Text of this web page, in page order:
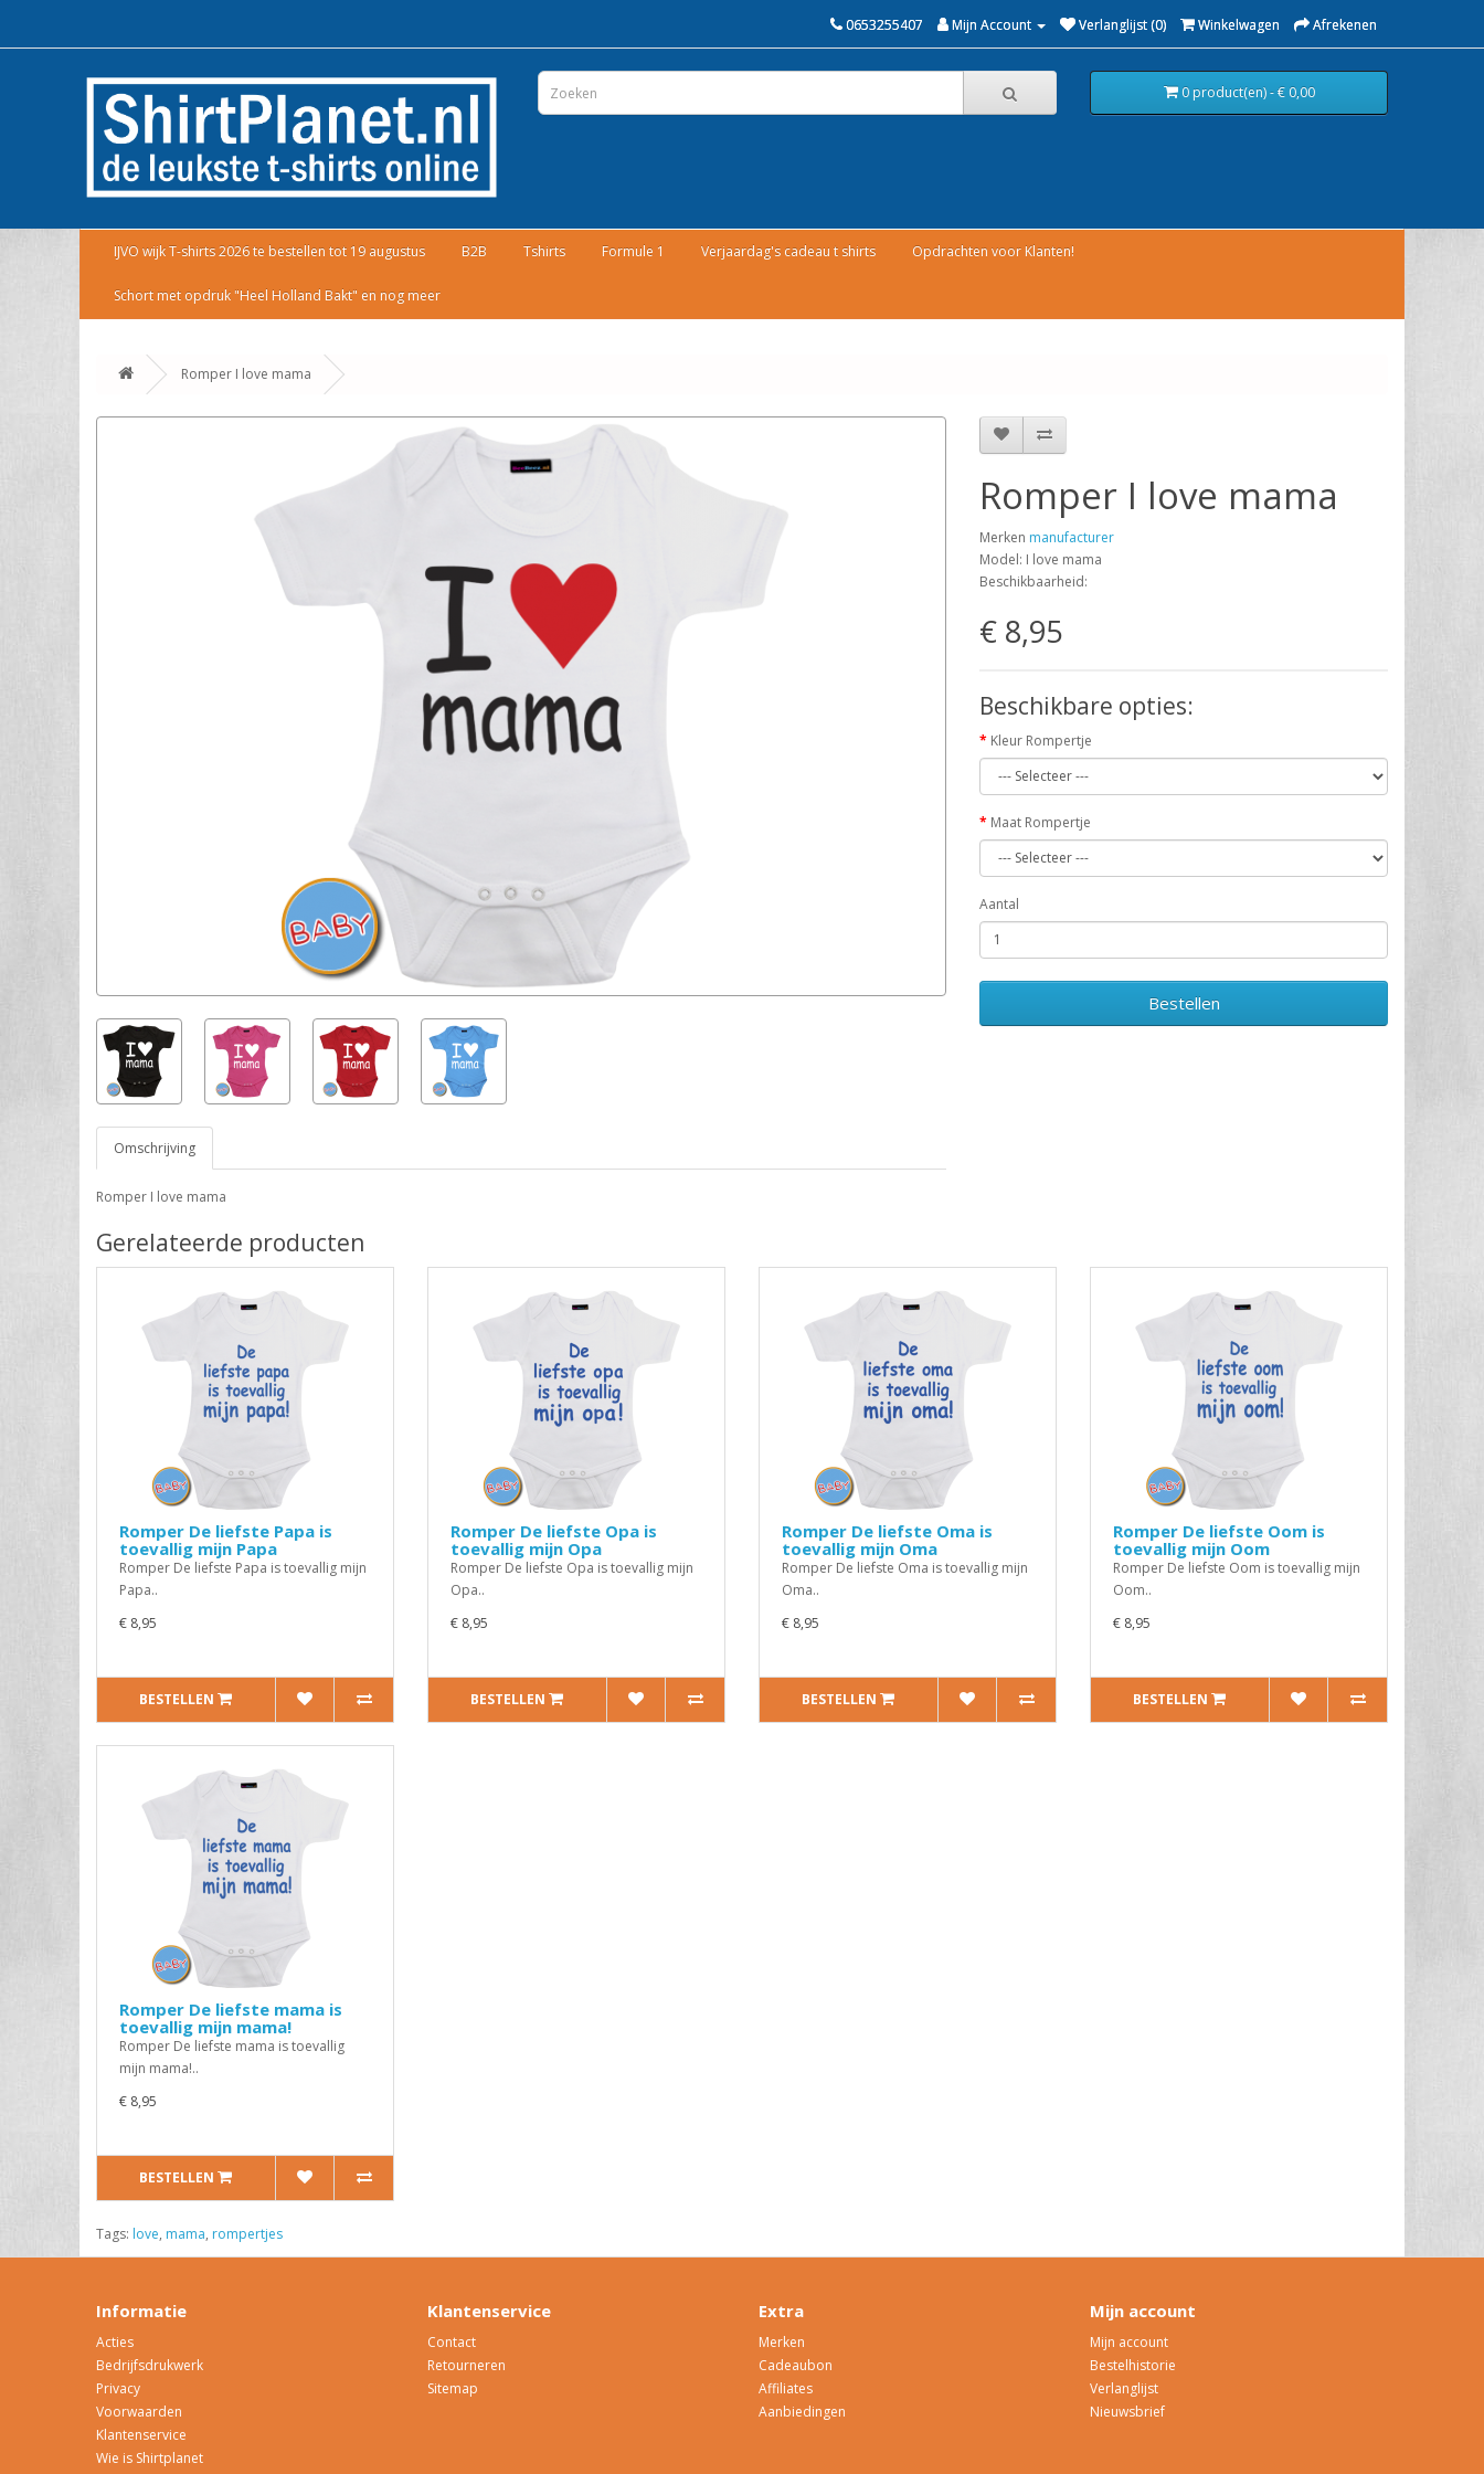
0653255407 Mijn Account Verlanglijst (0) Winkelwagen Afrekenen
0 product(en) - € 0,00
IJVO wijk T-shirts 2026 te bestellen tot 19 augustus B2B Tshirts Formule 1 Verjaardag's cadeau t shirts Opdrachten voor Klanten!
Schort met opdruk "Heel Holland Bakt" en nog meer
Romper I love mama
Omschrijving
Romper I love mama
Romper I love mama
Merken manufacturer
Model: I love mama
Beschikbaarheid:
€ 8,95
Beschikbare opties:
Kleur Rompertje
Maat Rompertje
Aantal
Bestellen
Gerelateerde producten
Romper De liefste Papa is
toevallig mijn Papa
Romper De liefste Papa is toevallig mijn
Papa..
€ 8,95
BESTELLEN
Romper De liefste Opa is
toevallig mijn Opa
Romper De liefste Opa is toevallig mijn
Opa..
€ 8,95
BESTELLEN
Romper De liefste Oma is
toevallig mijn Oma
Romper De liefste Oma is toevallig mijn
Oma..
€ 8,95
BESTELLEN
Romper De liefste Oom is
toevallig mijn Oom
Romper De liefste Oom is toevallig mijn
Oom..
€ 8,95
BESTELLEN
Romper De liefste mama is
toevallig mijn mama!
Romper De liefste mama is toevallig
mijn mama!..
€ 8,95
BESTELLEN
Tags: love, mama, rompertjes
Informatie
Acties
Bedrijfsdrukwerk
Privacy
Voorwaarden
Klantenservice
Wie is Shirtplanet
Klantenservice
Contact
Retourneren
Sitemap
Extra
Merken
Cadeaubon
Affiliates
Aanbiedingen
Mijn account
Mijn account
Bestelhistorie
Verlanglijst
Nieuwsbrief